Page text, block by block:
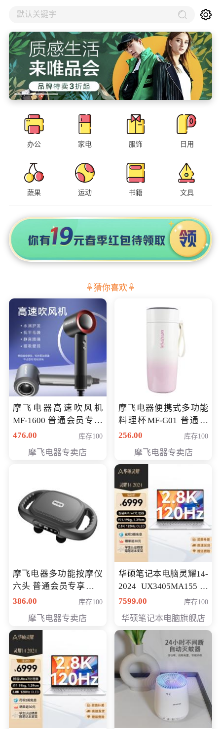
默认关键字
办公 家电 服饰 日用
蔬果 运动 书籍 文具
猜你喜欢
摩飞电器高速吹风机
MF-1600 普通会员专享
价298元
476.00 库存100
摩飞电器专卖店
摩飞电器便携式多功能
料理杯MF-G01 普通会
员专享价格118元
256.00 库存100
摩飞电器专卖店
摩飞电器多功能按摩仪
六头 普通会员专享价格
199元
386.00 库存100
摩飞电器专卖店
华硕笔记本电脑灵耀14-
2024 UX3405MA155冰
川银 oled 智慧轻薄本 会
7599.00 库存100
华硕笔记本电脑旗舰店